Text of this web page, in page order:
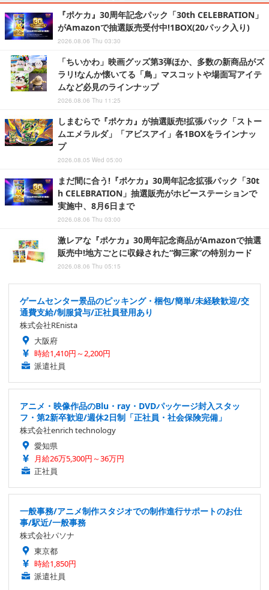
『ポケカ』30周年記念パック「30th CELEBRATION」
がAmazonで抽選販売受付中!1BOX(20パック入り)
2026.08.06 Thu 03:30
「ちいかわ」映画グッズ第3弾ほか、多数の新商品がズ
ラリ!なんか懐いてる「鳥」マスコットや場面写アイテ
ムなど必見のラインナップ
2026.08.06 Thu 11:25
しまむらで『ポケカ』が抽選販売!拡張パック「ストー
ムエメラルダ」「アビスアイ」各1BOXをラインナッ
プ
2026.08.05 Wed 05:00
まだ間に合う!『ポケカ』30周年記念拡張パック「30t
h CELEBRATION」抽選販売がホビーステーションで
実施中、8月6日まで
2026.08.06 Thu 03:00
激レアな『ポケカ』30周年記念商品がAmazonで抽選
販売中!地方ごとに収録された“御三家”の特別カード
2026.08.06 Thu 05:15
ゲームセンター景品のピッキング・梱包/簡単/未経験歓迎/交
通費支給/制服貸与/正社員登用あり
株式会社REnista
大阪府
時給1,410円～2,200円
派遣社員
アニメ・映像作品のBlu・ray・DVDパッケージ封入スタッ
フ・第2新卒歓迎/週休2日制「正社員・社会保険完備」
株式会社enrich technology
愛知県
月給26万5,300円～36万円
正社員
一般事務/アニメ制作スタジオでの制作進行サポートのお仕
事/駅近/一般事務
株式会社パソナ
東京都
時給1,850円
派遣社員